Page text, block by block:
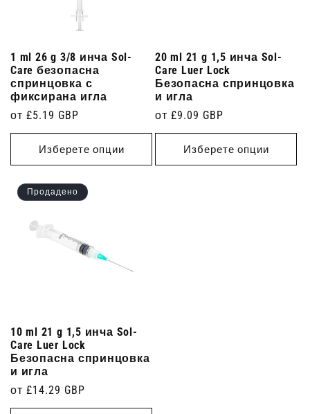
1 ml 26 g 3/8 инча Sol-
Care безопасна
спринцовка с
фиксирана игла
Редовна
цена
от £5.19 GBP
Изберете опции
20 ml 21 g 1,5 инча Sol-
Care Luer Lock
Безопасна спринцовка
и игла
Редовна
цена
от £9.09 GBP
Изберете опции
Продадено
10 ml 21 g 1,5 инча Sol-
Care Luer Lock
Безопасна спринцовка
и игла
Редовна
цена
от £14.29 GBP